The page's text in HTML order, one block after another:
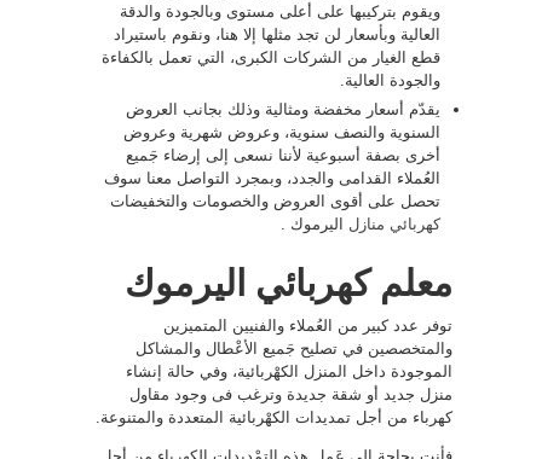
ويقوم بتركيبها على أعلى مستوى وبالجودة والدقة
العالية وبأسعار لن تجد مثلها إلا هنا، ونقوم باستيراد
قطع الغيار من الشركات الكبرى، التي تعمل بالكفاءة
والجودة العالية.
يقدّم أسعار مخفضة ومثالية وذلك بجانب العروض
السنوية والنصف سنوية، وعروض شهرية وعروض
أخرى بصفة أسبوعية لأننا نسعى إلى إرضاء جَميع
العُملاء القدامى والجدد، وبمجرد التواصل معنا سوف
تحصل على أقوى العروض والخصومات والتخفيضات
كهربائي منازل اليرموك .
معلم كهربائي اليرموك
توفر عدد كبير من العُملاء والفنيين المتميزين
والمتخصصين في تصليح جَميع الأعْطال والمشاكل
الموجودة داخل المنزل الكهْربائية، وفي حالة إنشاء
منزل جديد أو شقة جديدة وترغب فى وجود مقاول
كهرباء من أجل تمديدات الكهْربائية المتعددة والمتنوعة.